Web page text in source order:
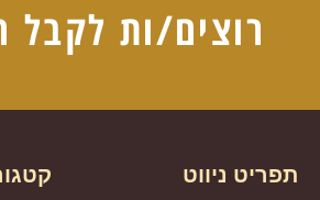
רוצים/ות לקבל
תפריט ניווט